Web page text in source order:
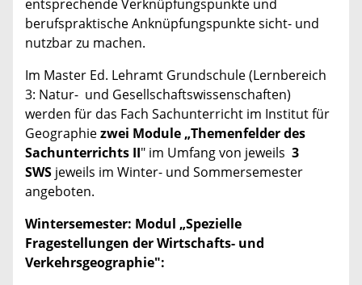
entsprechende Verknüpfungspunkte und
berufspraktische Anknüpfungspunkte sicht- und
nutzbar zu machen.
Im Master Ed. Lehramt Grundschule (Lernbereich
3: Natur- und Gesellschaftswissenschaften)
werden für das Fach Sachunterricht im Institut für
Geographiezwei Module „Themenfelder des
Sachunterrichts II" im Umfang von jeweils 3
SWS jeweils im Winter- und Sommersemester
angeboten.
Wintersemester: Modul „Spezielle
Fragestellungen der Wirtschafts- und
Verkehrsgeographie":